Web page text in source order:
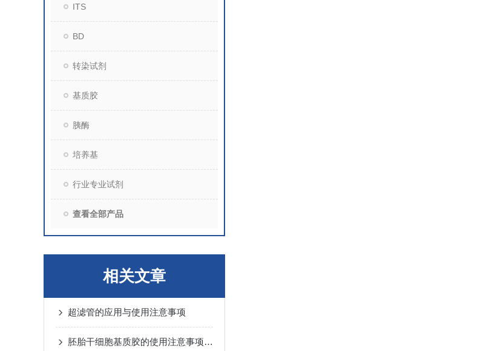
ITS
BD
转染试剂
基质胶
胰酶
培养基
行业专业试剂
查看全部产品
相关文章
超滤管的应用与使用注意事项
胚胎干细胞基质胶的使用注意事项介绍